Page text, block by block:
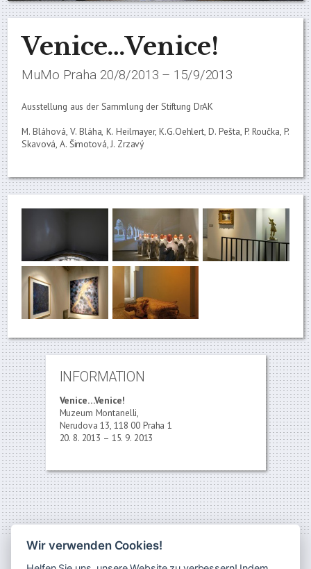
Venice…Venice!
MuMo Praha 20/8/2013 – 15/9/2013
Ausstellung aus der Sammlung der Stiftung DrAK
M. Bláhová, V. Bláha, K. Heilmayer, K.G.Oehlert, D. Pešta, P. Roučka, P.
Skavová, A. Šimotová, J. Zrzavý
INFORMATION
Venice…Venice!
Muzeum Montanelli,
Nerudova 13, 118 00 Praha 1
20. 8. 2013 – 15. 9. 2013
Wir verwenden Cookies!